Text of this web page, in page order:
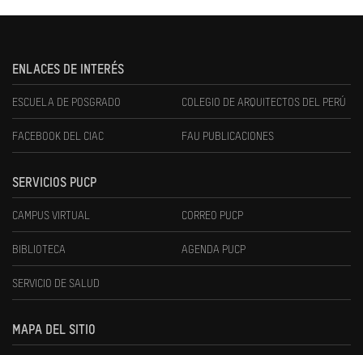
ENLACES DE INTERÉS
ESCUELA DE POSGRADO COLEGIO DE ARQUITECTOS DEL PERÚ
FACEBOOK DEL CIAC FAU PUBLICACIONES
SERVICIOS PUCP
CAMPUS VIRTUAL CORREO PUCP
BIBLIOTECA AGENDA PUCP
SERVICIO DE SALUD
MAPA DEL SITIO